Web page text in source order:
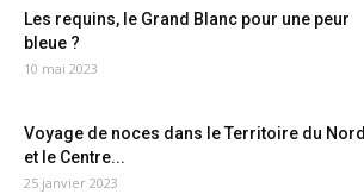
Les requins, le Grand Blanc pour une peur
bleue ?
10 mai 2023
Voyage de noces dans le Territoire du Nord
et le Centre...
25 janvier 2023